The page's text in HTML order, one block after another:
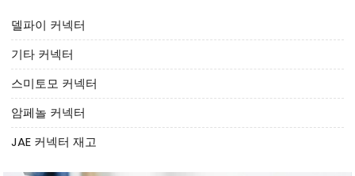
델파이 커넥터
기타 커넥터
스미토모 커넥터
암페놀 커넥터
JAE 커넥터 재고